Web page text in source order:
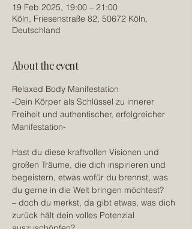
19 Feb 2025, 19:00 – 21:00
Köln, Friesenstraße 82, 50672 Köln,
Deutschland
About the event
Relaxed Body Manifestation
-Dein Körper als Schlüssel zu innerer
Freiheit und authentischer, erfolgreicher
Manifestation-
Hast du diese kraftvollen Visionen und
großen Träume, die dich inspirieren und
begeistern, etwas wofür du brennst, was
du gerne in die Welt bringen möchtest?
– doch du merkst, da gibt etwas, was dich
zurück hält dein volles Potenzial